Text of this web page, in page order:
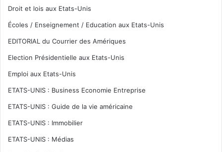
Droit et lois aux Etats-Unis
Écoles / Enseignement / Education aux Etats-Unis
EDITORIAL du Courrier des Amériques
Election Présidentielle aux Etats-Unis
Emploi aux Etats-Unis
ETATS-UNIS : Business Economie Entreprise
ETATS-UNIS : Guide de la vie américaine
ETATS-UNIS : Immobilier
ETATS-UNIS : Médias